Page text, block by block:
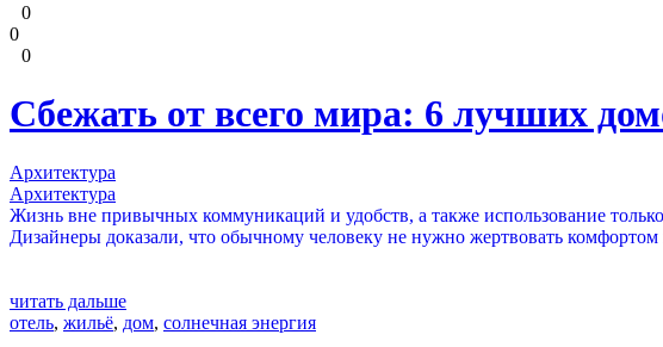
0
0
0
Сбежать от всего мира: 6 лучших
Архитектура
Архитектура
Жизнь вне привычных коммуникаций и удобств, а также использование
Дизайнеры доказали, что обычному человеку не нужно жертвовать
читать дальше
отель, жильё, дом, солнечная энергия